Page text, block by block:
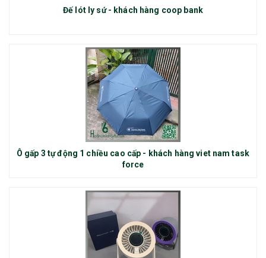
Đế lót ly sứ - khách hàng coop bank
Ô gấp 3 tự động 1 chiều cao cấp - khách hàng viet nam task
force